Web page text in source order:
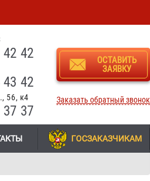
42
42
56, к4
37
ОСТАВИТЬ
ЗАЯВКУ
Заказать обратный звонок
ГОСЗАКАЗЧИКАМ